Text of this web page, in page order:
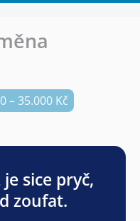
– 35.000 Kč
sice pryč,
zoufat.